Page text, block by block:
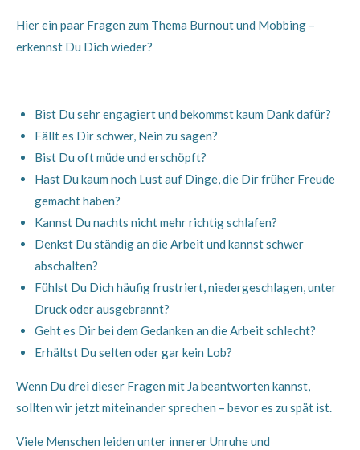
Hier ein paar Fragen zum Thema Burnout und Mobbing –
erkennst Du Dich wieder?
Bist Du sehr engagiert und bekommst kaum Dank dafür?
Fällt es Dir schwer, Nein zu sagen?
Bist Du oft müde und erschöpft?
Hast Du kaum noch Lust auf Dinge, die Dir früher Freude
gemacht haben?
Kannst Du nachts nicht mehr richtig schlafen?
Denkst Du ständig an die Arbeit und kannst schwer
abschalten?
Fühlst Du Dich häufig frustriert, niedergeschlagen, unter
Druck oder ausgebrannt?
Geht es Dir bei dem Gedanken an die Arbeit schlecht?
Erhältst Du selten oder gar kein Lob?
Wenn Du drei dieser Fragen mit Ja beantworten kannst,
sollten wir jetzt miteinander sprechen – bevor es zu spät ist.
Viele Menschen leiden unter innerer Unruhe und